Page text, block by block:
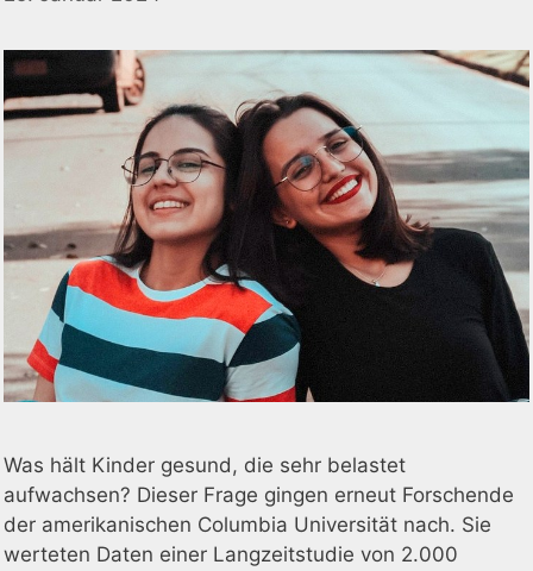
Was hält Kinder gesund, die sehr belastet
aufwachsen? Dieser Frage gingen erneut Forschende
der amerikanischen Columbia Universität nach. Sie
werteten Daten einer Langzeitstudie von 2.000